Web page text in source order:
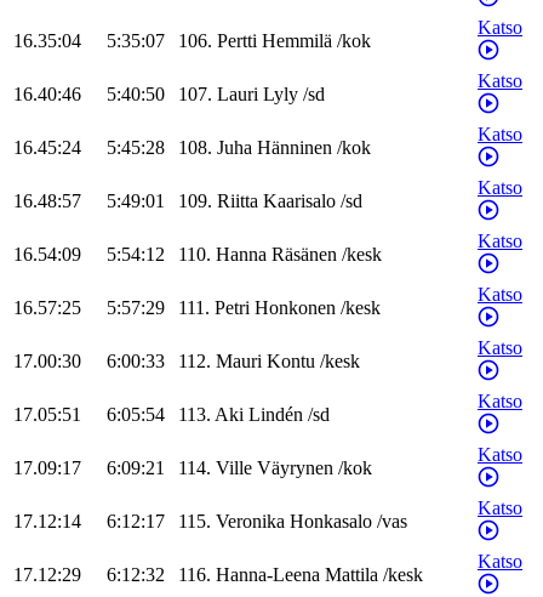
16.35:04 5:35:07 106. Pertti Hemmilä /kok
Katso
16.40:46 5:40:50 107. Lauri Lyly /sd
Katso
16.45:24 5:45:28 108. Juha Hänninen /kok
Katso
16.48:57 5:49:01 109. Riitta Kaarisalo /sd
Katso
16.54:09 5:54:12 110. Hanna Räsänen /kesk
Katso
16.57:25 5:57:29 111. Petri Honkonen /kesk
Katso
17.00:30 6:00:33 112. Mauri Kontu /kesk
Katso
17.05:51 6:05:54 113. Aki Lindén /sd
Katso
17.09:17 6:09:21 114. Ville Väyrynen /kok
Katso
17.12:14 6:12:17 115. Veronika Honkasalo /vas
Katso
17.12:29 6:12:32 116. Hanna-Leena Mattila /kesk
Katso